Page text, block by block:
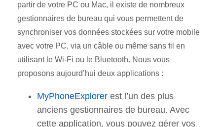
partir de votre PC ou Mac, il existe de nombreux
gestionnaires de bureau qui vous permettent de
synchroniser vos données stockées sur votre mobile
avec votre PC, via un câble ou même sans fil en
utilisant le Wi-Fi ou le Bluetooth. Nous vous
proposons aujourd’hui deux applications :
MyPhoneExplorer est l’un des plus
anciens gestionnaires de bureau. Avec
cette application, vous pouvez gérer vos